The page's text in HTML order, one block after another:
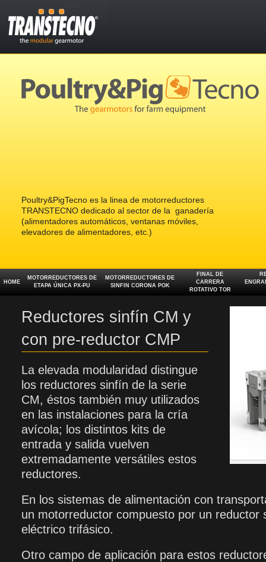
Poultry&PigTecno es la linea de motorreductores
TRANSTECNO dedicado al sector de la ganadería
(alimentadores automáticos, ventanas móviles,
elevadores de alimentadores, etc.)
HOME
MOTORREDUCTORES DE
ETAPA ÚNICA PX‑PU
MOTORREDUCTORES DE
SINFIN CORONA POK
FINAL DE
CARRERA
ROTATIVO TOR
Reductores sinfín CM y
con pre-reductor CMP
La elevada modularidad distingue
los reductores sinfín de la serie
CM, éstos también muy utilizados
en las instalaciones para la cría
avícola; los distintos kits de
entrada y salida vuelven
extremadamente versátiles estos
reductores.
En los sistemas de alimentación con
un motorreductor compuesto por un reductor
eléctrico trifásico.
Otro campo de aplicación para estos